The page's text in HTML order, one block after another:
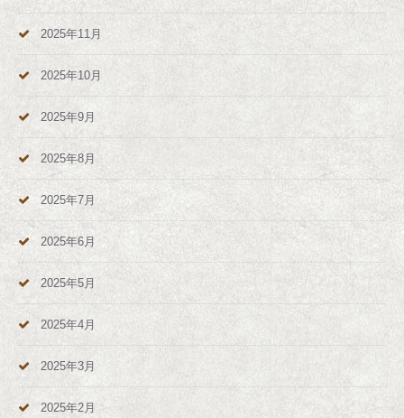
2025年11月
2025年10月
2025年9月
2025年8月
2025年7月
2025年6月
2025年5月
2025年4月
2025年3月
2025年2月